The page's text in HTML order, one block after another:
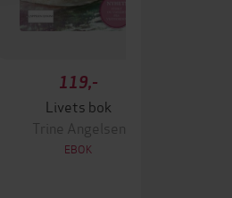
119,-
Livets bok
Trine Angelsen
EBOK